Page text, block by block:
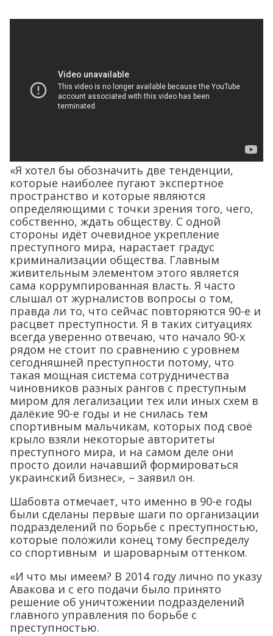
«Я хотел бы обозначить две тенденции,
которые наиболее пугают экспертное
пространство и которые являются
определяющими с точки зрения того, чего,
собственно, ждать обществу. С одной
стороны идёт очевидное укрепление
преступного мира, нарастает градус
криминализации общества. Главным
живительным элементом этого является
сама коррумпированная власть. Я часто
слышал от журналистов вопросы о том,
правда ли то, что сейчас повторяются 90-е и
расцвет преступности. Я в таких ситуациях
всегда уверенно отвечаю, что начало 90-х
рядом не стоит по сравнению с уровнем
сегодняшней преступности потому, что
такая мощная система сотрудничества
чиновников разных рангов с преступным
миром для легализации тех или иных схем в
далёкие 90-е годы и не снилась тем
спортивным мальчикам, которых под своё
крыло взяли некоторые авторитеты
преступного мира, и на самом деле они
просто доили начавший формироваться
украинский бизнес», – заявил он.
Шабовта отмечает, что именно в 90-е годы
были сделаны первые шаги по организации
подразделений по борьбе с преступностью,
которые положили конец тому беспределу
со спортивным и шароварным оттенком.
«И что мы имеем? В 2014 году лично по указу
Авакова и с его подачи было принято
решение об уничтожении подразделений
главного управления по борьбе с
преступностью.